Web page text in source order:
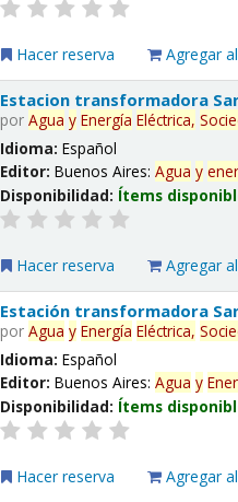
Hacer reserva Agregar
Estacion transformadora
porAgua y Energía Eléctrica,
Idioma:Español
Editor:Buenos Aires:Agua y
Disponibilidad: Ítems
Hacer reserva Agregar
Estación transformadora
porAgua y Energía Eléctrica,
Idioma:Español
Editor:Buenos Aires:Agua y
Disponibilidad: Ítems
Hacer reserva Agregar